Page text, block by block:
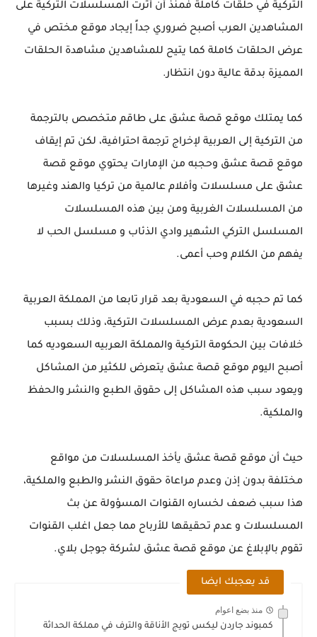
التركية في حلقات كاملة فمنذ أن أثرت المسلسلات التركية على
المشاهدين العرب أصبح ضروري جداً إيجاد موقع مختص في
عرض الحلقات كاملة كما يتيح للمشاهدين مشاهدة الحلقات
المميزة بدقة عالية دون انتظار.
كما يمتلك موقع قصة عشق على طاقم متخصص بالترجمة
من التركية إلى العربية لإخراج ترجمة احترافية، لكن تم إيقاف
موقع قصة عشق وحجبه من الإمارات يحتوي موقع قصة
عشق على مسلسلات وأفلام عالمية من تركيا والهند وغيرها
من المسلسلات الغربية ومن بين هذه المسلسلات
المسلسل التركي الشهير وادي الذئاب و مسلسل الحب لا
يفهم من الكلام وحب أعمى.
كما تم حجبه في السعودية بعد قرار تابعا من المملكة العربية
السعودية بعدم عرض المسلسلات التركية، وذلك بسبب
خلافات بين الحكومة التركية والمملكة العربيه السعوديه كما
أصبح اليوم موقع قصة عشق يتعرض للكثير من المشاكل
ويعود سبب هذه المشاكل إلى حقوق الطبع والنشر والحفظ
والملكية.
حيث أن موقع قصة عشق يأخذ المسلسلات من مواقع
مختلفة بدون إذن وعدم مراعاة حقوق النشر والطبع والملكية،
هذا سبب ضعف لخساره القنوات المسؤولة عن بث
المسلسلات و عدم تحقيقها للأرباح مما جعل اغلب القنوات
تقوم بالإبلاغ عن موقع قصة عشق لشركة جوجل بلاي.
قد يعجبك ايضا
منذ بضع اعوام
كمبوند جاردن ليكس تويج الأناقة والترف في مملكة الحداثة